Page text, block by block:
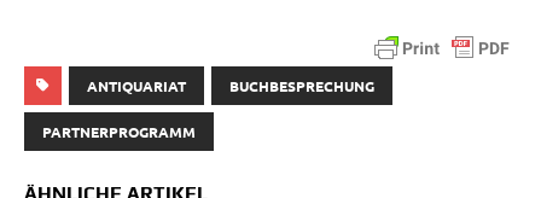
ANTIQUARIAT BUCHBESPRECHUNG
PARTNERPROGRAMM